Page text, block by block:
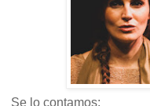
Se lo contamos: